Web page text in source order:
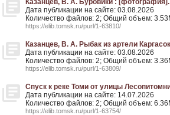
Казанцев, В. А. Буровики : [фотография].
Дата публикации на сайте: 03.08.2026
Количество файлов: 2; Общий объем:
https://elib.tomsk.ru/purl/1-63810/
Казанцев, В. А. Рыбак из артели
Дата публикации на сайте: 03.08.2026
Количество файлов: 2; Общий объем:
https://elib.tomsk.ru/purl/1-63809/
Спуск к реке Томи от улицы
Дата публикации на сайте: 14.07.2026
Количество файлов: 2; Общий объем:
https://elib.tomsk.ru/purl/1-63754/